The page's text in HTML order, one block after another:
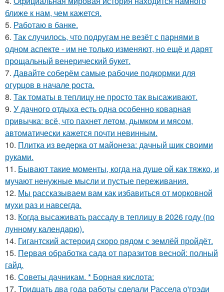
ближе к нам, чем кажется.
5. Работаю в банке.
6. Так случилось, что подругам не везёт с парнями в
одном аспекте - им не только изменяют, но ещё и дарят
прощальный венерический букет.
7. Давайте соберём самые рабочие подкормки для
огурцов в начале роста.
8. Так томаты в теплицу не просто так высаживают.
9. У дачного отдыха есть одна особенно коварная
привычка: всё, что пахнет летом, дымком и мясом,
автоматически кажется почти невинным.
10. Плитка из ведерка от майонеза: дачный шик своими
руками.
11. Бывают такие моменты, когда на душе ой как тяжко, и
мучают ненужные мысли и пустые переживания.
12. Мы рассказываем вам как избавиться от морковной
мухи раз и навсегда.
13. Когда высаживать рассаду в теплицу в 2026 году (по
лунному календарю).
14. Гигантский астероид скоро рядом с землёй пройдёт.
15. Первая обработка сада от паразитов весной: полный
гайд.
16. Советы дачникам. * Борная кислота:
17. Тридцать два года работы сделали Рассела о'грэди